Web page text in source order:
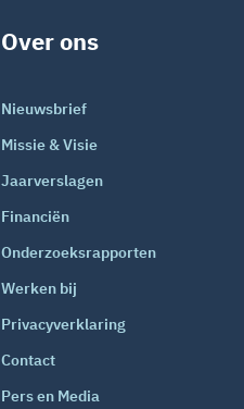
Over ons
Nieuwsbrief
Missie & Visie
Jaarverslagen
Financiën
Onderzoeksrapporten
Werken bij
Privacyverklaring
Contact
Pers en Media